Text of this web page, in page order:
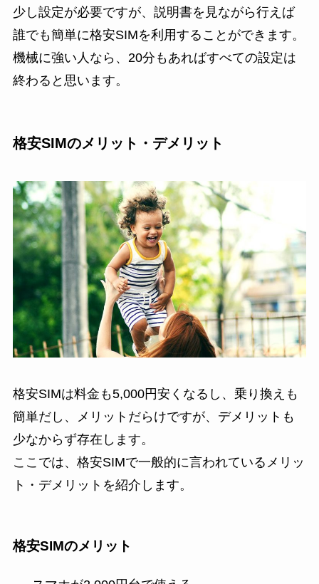
少し設定が必要ですが、説明書を見ながら行えば
誰でも簡単に格安SIMを利用することができます。
機械に強い人なら、20分もあればすべての設定は
終わると思います。
格安SIMのメリット・デメリット
格安SIMは料金も5,000円安くなるし、乗り換えも
簡単だし、メリットだらけですが、デメリットも
少なからず存在します。
ここでは、格安SIMで一般的に言われているメリッ
ト・デメリットを紹介します。
格安SIMのメリット